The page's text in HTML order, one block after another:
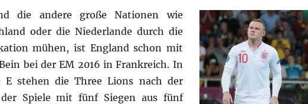
die andere große Nationen wie
oder die Niederlande durch die
mühen, ist England schon mit
bei der EM 2016 in Frankreich. In
E stehen die Three Lions nach der
Spiele mit fünf Siegen aus fünf